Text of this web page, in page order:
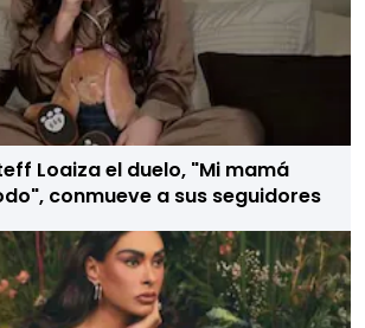
Loaiza el duelo, "Mi mamá
conmueve a sus seguidores